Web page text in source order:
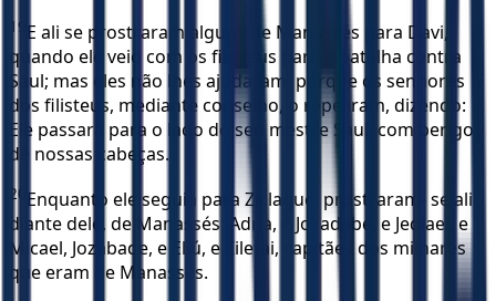
19 E ali se prostraram alguns de Manassés para Davi,
quando ele veio com os filisteus para a batalha contra
Saul; mas eles não lhes ajudaram; porque os senhores
dos filisteus, mediante conselho, o repeliram, dizendo:
Ele passará para o lado do seu mestre Saul, com perigo
de nossas cabeças.
20 Enquanto ele seguia para Ziclague, prostraram- se ali
diante dele, de Manassés: Adna, e Jozadabe, e Jediael, e
Micael, Jozabade, e Eliú, e Ziletai, capitães dos milhares
que eram de Manassés.